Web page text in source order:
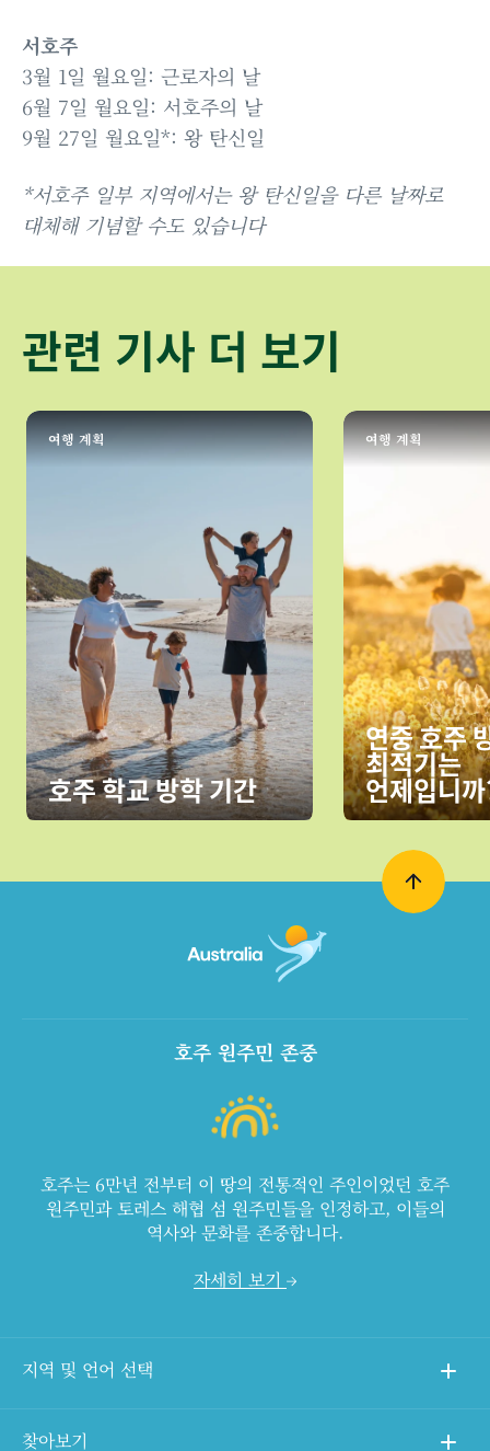
서호주
3월 1일 월요일: 근로자의 날
6월 7일 월요일: 서호주의 날
9월 27일 월요일*: 왕 탄신일
*서호주 일부 지역에서는 왕 탄신일을 다른 날짜로
대체해 기념할 수도 있습니다
관련 기사 더 보기
여행 계획
호주 학교 방학 기간
여행 계획
연중 호주
최적기는
언제입니
호주 원주민 존중
호주는 6만년 전부터 이 땅의 전통적인 주인이었던 호주
원주민과 토레스 해협 섬 원주민들을 인정하고, 이들의
역사와 문화를 존중합니다.
자세히 보기
지역 및 언어 선택
찾아보기